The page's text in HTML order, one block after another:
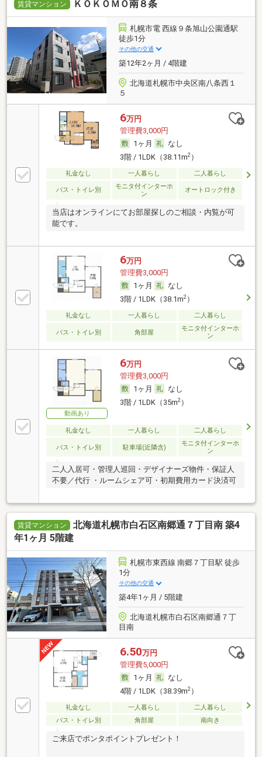
賃貸マンション ＫＯＫＯＭＯ南８条
札幌市電 西線９条旭山公園通駅
徒歩1分
その他の交通
築12年2ヶ月 / 4階建
北海道札幌市中央区南八条西１
５
6万円
管理費3,000円
1ヶ月
なし
3階 / 1LDK（38.11m2）
礼金なし 一人暮らし 二人暮らし
バス・トイレ別
モニタ付インターホ
ン
オートロック付き
当店はオンラインにてお部屋探しのご相談・内覧が可
能です。
6万円
管理費3,000円
1ヶ月
なし
3階 / 1LDK（38.1m2）
礼金なし 一人暮らし 二人暮らし
バス・トイレ別 角部屋
モニタ付インターホ
ン
動画あり
6万円
管理費3,000円
1ヶ月
なし
3階 / 1LDK（35m2）
礼金なし 一人暮らし 二人暮らし
バス・トイレ別 駐車場(近隣含)
モニタ付インターホ
ン
二人入居可・管理人巡回・デザイナーズ物件・保証人
不要／代行 ・ルームシェア可・初期費用カード決済可
賃貸マンション
北海道札幌市白石区南郷通７丁目南 築4
年1ヶ月 5階建
札幌市東西線 南郷７丁目駅 徒歩
1分
その他の交通
築4年1ヶ月 / 5階建
北海道札幌市白石区南郷通７丁
目南
6.50万円
管理費5,000円
1ヶ月
なし
4階 / 1LDK（38.39m2）
礼金なし 一人暮らし
二人暮らし
バス・トイレ別
角部屋 南向き
ご来店でポンタポイントプレゼント！